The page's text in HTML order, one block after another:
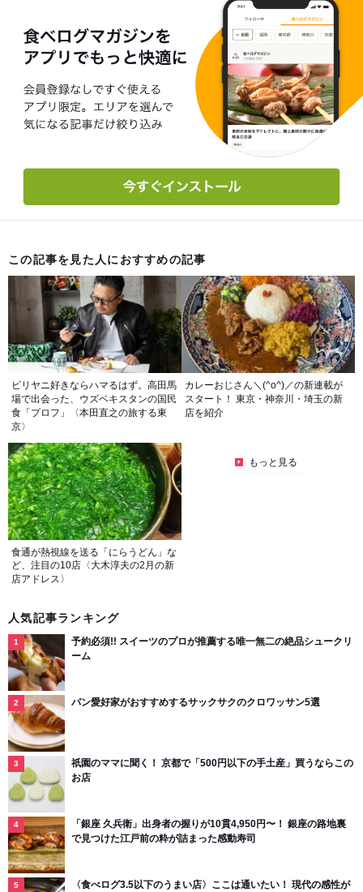
この記事を見た人におすすめの記事
ビリヤニ好きならハマるはず。高田馬
場で出会った、ウズベキスタンの国民
食「プロフ」〈本田直之の旅する東
京〉
カレーおじさん＼(^o^)／の新連載が
スタート！ 東京・神奈川・埼玉の新
店を紹介
食通が熱視線を送る「にらうどん」な
ど、注目の10店〈大木淳夫の2月の新
店アドレス〉
もっと見る
人気記事ランキング
予約必須!! スイーツのプロが推薦する唯一無二の絶品シュークリ
ーム
パン愛好家がおすすめするサックサクのクロワッサン5選
祇園のママに聞く！ 京都で「500円以下の手土産」買うならこの
お店
「銀座 久兵衛」出身者の握りが10貫4,950円〜！ 銀座の路地裏
で見つけた江戸前の粋が詰まった感動寿司
〈食べログ3.5以下のうまい店〉ここは通いたい！ 現代の感性が